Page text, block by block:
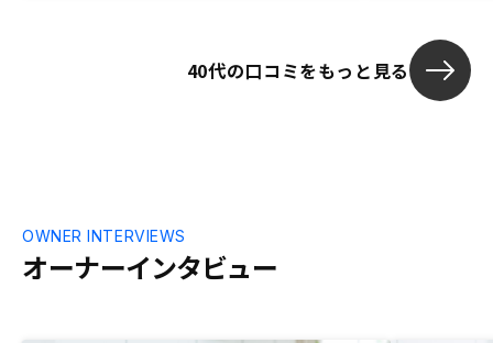
40代の口コミをもっと見る
オーナーインタビュー
OWNER INTERVIEWS